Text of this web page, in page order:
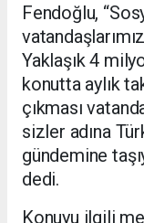
Fendoğlu,
Yaklaşık 4
konutta aylık
çıkması
sizler adına
gündemine
dedi.
Konuyu ilgili